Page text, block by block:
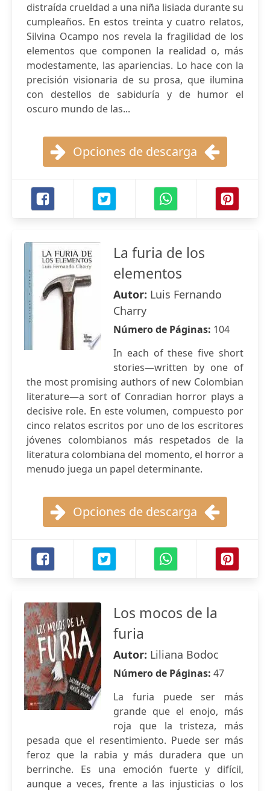
distraída crueldad a una niña lisiada durante su
cumpleaños. En estos treinta y cuatro relatos,
Silvina Ocampo nos revela la fragilidad de los
elementos que componen la realidad o, más
modestamente, las apariencias. Lo hace con la
precisión visionaria de su prosa, que ilumina
con destellos de sabiduría y de humor el
oscuro mundo de las...
Opciones de descarga
La furia de los
elementos
Autor: Luis Fernando
Charry
Número de Páginas: 104
In each of these five short
stories—written by one of
the most promising authors of new Colombian
literature—a sort of Conradian horror plays a
decisive role. En este volumen, compuesto por
cinco relatos escritos por uno de los escritores
jóvenes colombianos más respetados de la
literatura colombiana del momento, el horror a
menudo juega un papel determinante.
Opciones de descarga
Los mocos de la
furia
Autor: Liliana Bodoc
Número de Páginas: 47
La furia puede ser más
grande que el enojo, más
roja que la tristeza, más
pesada que el resentimiento. Puede ser más
feroz que la rabia y más duradera que un
berrinche. Es una emoción fuerte y difícil,
aunque a veces, frente a las injusticias o los